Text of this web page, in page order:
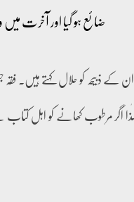
ضائع ہو گیا اور آخرت
کے ذبیحہ کو حلال کہتے ہیں۔
مرطوب کھانے کو اہل کتاب